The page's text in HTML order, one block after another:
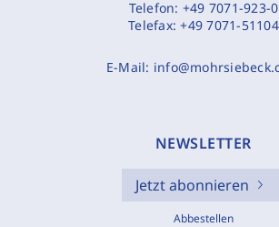
Telefon: +49 7071-923-0
Telefax:+49 7071-51104
E-Mail:
NEWSLETTER
Jetzt abonnieren
Abbestellen